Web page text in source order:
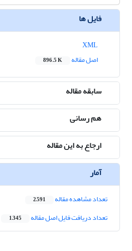
فایل ها
اصل مقاله
896.5 K
سابقه مقاله
هم رسانی
ارجاع به این مقاله
آمار
تعداد مشاهده مقاله 2,591
تعداد دریافت فایل اصل مقاله 1,345